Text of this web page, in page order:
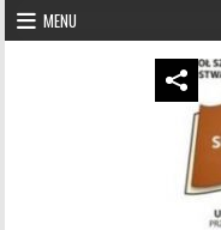
Skip to content
MENU